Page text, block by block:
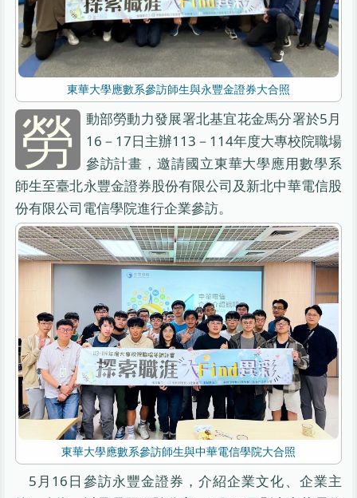
東華大學應數系參訪師生與永豐金證券大合照
勞
動部勞動力發展署北基宜花金馬分署於5月
16－17日主辦113－114年度大專校院職場
參訪計畫，邀請國立東華大學應用數學系
師生至臺北永豐金證券股份有限公司及新北中華電信股
份有限公司電信學院進行企業參訪。
東華大學應數系參訪師生與中華電信學院大合照
5月16日參訪永豐金證券，介紹企業文化、企業主